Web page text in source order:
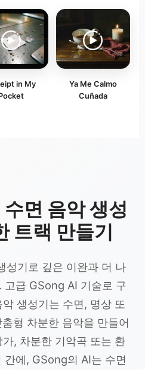
in My
Ya Me Calmo
Cuñada
면 음악 생성
트랙 만들기
성기로 깊은 이완과 더 나
고급 GSong AI 기술로 구
생성기는 수면, 명상 또
형 차분한 음악을 만들어
, 차분한 기악곡 또는 환
간에, GSong의 AI는 수면